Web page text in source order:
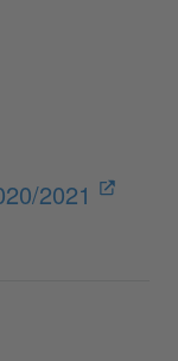
2021